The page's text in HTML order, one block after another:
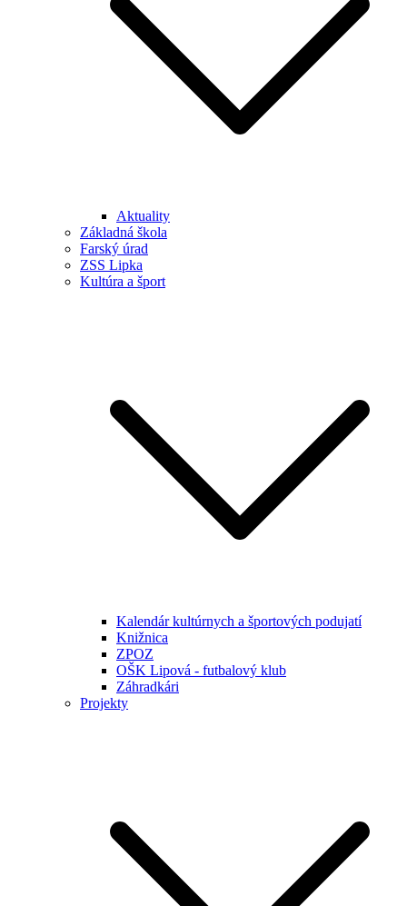
Aktuality
Základná škola
Farský úrad
ZSS Lipka
Kultúra a šport
Kalendár kultúrnych a športových podujatí
Knižnica
ZPOZ
OŠK Lipová - futbalový klub
Záhradkári
Projekty